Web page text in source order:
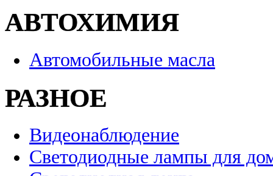
АВТОХИМИЯ
Автомобильные масла
РАЗНОЕ
Видеонаблюдение
Светодиодные лампы для